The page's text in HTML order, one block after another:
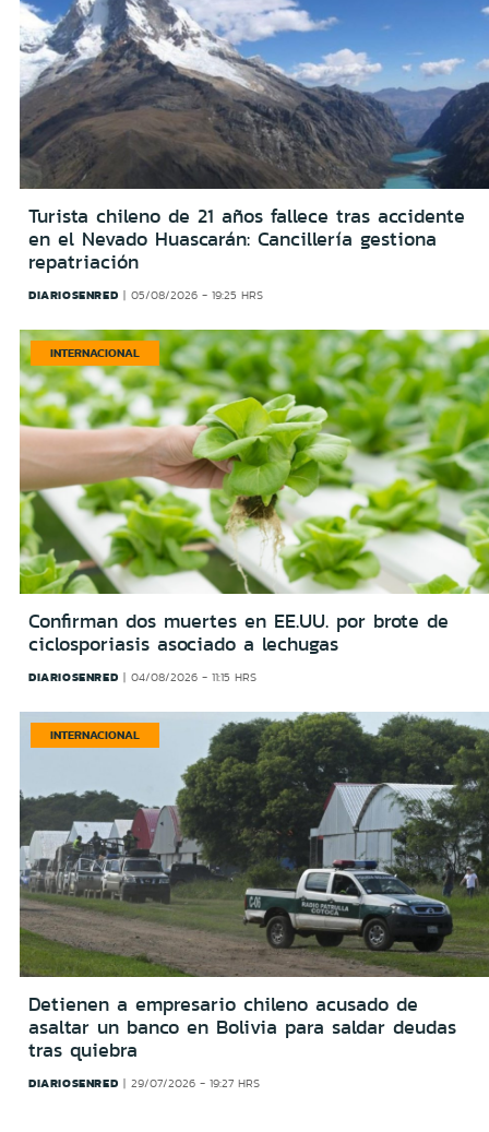
Turista chileno de 21 años fallece tras accidente
en el Nevado Huascarán: Cancillería gestiona
repatriación
DIARIOSENRED 05/08/2026 - 19:25 HRS
INTERNACIONAL
Confirman dos muertes en EE.UU. por brote de
ciclosporiasis asociado a lechugas
DIARIOSENRED 04/08/2026 - 11:15 HRS
INTERNACIONAL
Detienen a empresario chileno acusado de
asaltar un banco en Bolivia para saldar deudas
tras quiebra
DIARIOSENRED 29/07/2026 - 19:27 HRS